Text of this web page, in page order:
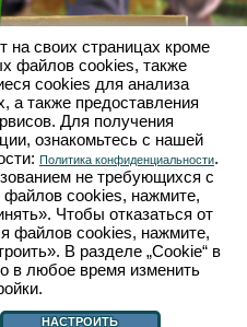
симулятор, в
микрокосмоса сад-
игра онлайн
твоём браузере без
установки каких-либо
садовода ты
свой
рай. Сеять,
урожай: у тебя есть
овощей и фруктов:
клубникой, морковью
Посети городок
с другими
растения и декор,
покупателей и
|Сюжет
Upjers.com|Настроить cookies
на своих страницах кроме
файлов сookies, также
cookies для анализа
а также предоставления
Для получения
ознакомьтесь с нашей
Политика конфиденциальности.
не требующихся с
файлов cookies, нажмите,
Чтобы отказаться от
файлов cookies, нажмите,
В разделе „Cookie“ в
в любое время изменить
НАСТРОИТЬ